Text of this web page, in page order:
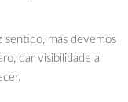
sentido, mas devemos
dar visibilidade a